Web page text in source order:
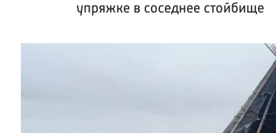
упряжке в соседнее стойбище